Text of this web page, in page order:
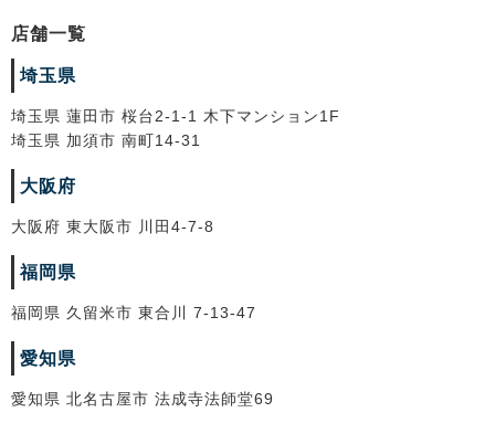
店舗一覧
埼玉県
埼玉県 蓮田市 桜台2-1-1 木下マンション1F
埼玉県 加須市 南町14-31
大阪府
大阪府 東大阪市 川田4-7-8
福岡県
福岡県 久留米市 東合川 7-13-47
愛知県
愛知県 北名古屋市 法成寺法師堂69